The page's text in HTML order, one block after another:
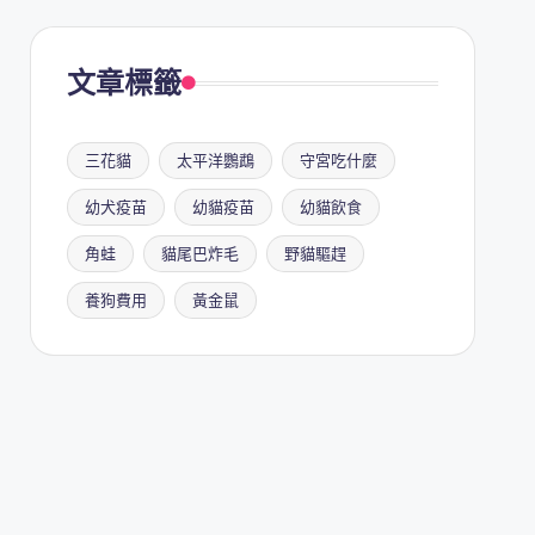
文章標籤
三花貓 太平洋鸚鵡 守宮吃什麼
幼犬疫苗 幼貓疫苗 幼貓飲食
角蛙 貓尾巴炸毛 野貓驅趕
養狗費用 黃金鼠